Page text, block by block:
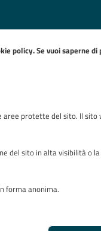
policy. Se vuoi saperne di
aree protette del sito. Il sito
del sito in alta visibilità o
forma anonima.